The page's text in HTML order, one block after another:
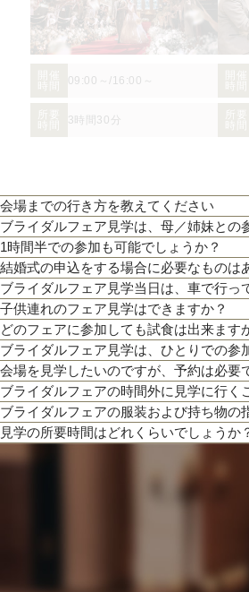
お二人の希望に合わせた挙式のスタイル（挙式の
つ貴田岡シェフの試食をお楽しみください！
個性やテーマに合わせて素敵な空間を作り上げま
場コーディネートをお楽しみください。
200年の歴史ある厳かな雰囲気に包まれる大聖堂
しさを誇る大聖堂で、神聖な儀式が執り行われる
３Dプロジェクションマッピングを始め、先輩カ
出、お姫様のように注目される演出、あなたの理想
09:00～ / 16:00～
3時間30分
会場までの行き方を教えてください
●お車でお越しの方へ JR札幌駅から約15分 地
●交通機関をご利用の方へ 地下鉄東西線「西28丁
ブライダルフェア見学は、母／姉妹との
もちろん可能です。親御様やご家族との参加も歓迎
1時間半での参加も可能でしょうか？
通常、会場見学と試食で3時間程となります。時間
結婚式の申込をする場合に必要なものは
お内金と印鑑をお持ちいただいております。都度
ブライダルフェア見学当日は、車で行っ
お車でお越しいただいても大丈夫です。その際は
子供連れのフェア見学はできますか？
もちろん可能です。授乳室等もご用意しております
また、お子様連れでのご来館が不安な場合は、オン
どのフェアに参加しても試食は出来ます
「試食」マークのついているフェアにて、シェフ
ブライダルフェア見学は、ひとりでの参
もちろん可能です。おひとり様でのご見学も歓迎し
会場を見学したいのですが、予約は必要
予約制ではございませんが、予約の方優先でご案
事前にご予約頂けますとご希望の日時に見学確実
問い合わせください。
ブライダルフェアの時間外に見学に行く
ブライダルフェア開催時間帯での参加が難しい場
ブライダルフェアの服装および持ち物の
特に指定はございません。服装は普段着でお気軽に
見学の所要時間はどれくらいでしょうか
お時間に限りがある場合は、短縮も可能ですので